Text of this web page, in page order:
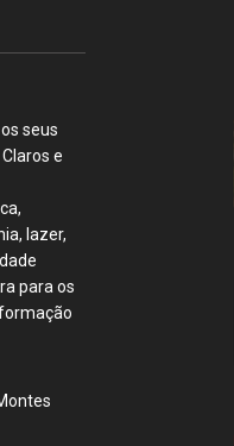
seus
e
lazer,
para os